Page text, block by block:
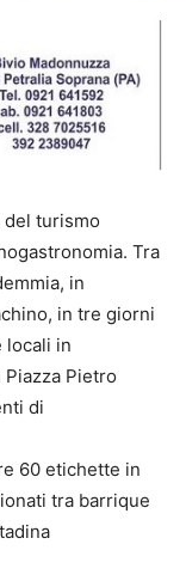
turismo
Tra
in
in tre giorni
locali in
Pietro
di
60 etichette in
tra barrique